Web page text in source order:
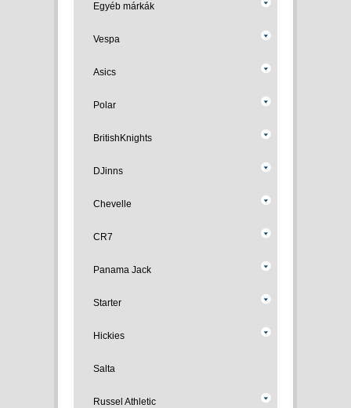
Egyéb márkák
Vespa
Asics
Polar
BritishKnights
DJinns
Chevelle
CR7
Panama Jack
Starter
Hickies
Salta
Russel Athletic